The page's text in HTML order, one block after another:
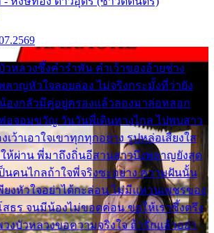
หลวงซึ้งคำรำพัน คำเว้าของอ้ายช่าง
ลาญหัวใจลอยล่อง ไม่จริงกระมั้งที่ว่ายัง
องกลัวมีคู่อยู่ครองแล้วลองมาล่อหลอก
อจอมขวัญ วันวันพี่เดินทางไกล ไปพบสาว
ว้าเอาใจเขาทุกทุกอย่าง รูปหล่อเสียงใส
ห้ผ่าน พี่มาถึงถิ่นอีสานสาวบึงพลาญยังสุด
นคนไกลถ้าใจพี่จริงซะอย่าง ความฝันนั้น
ยงหัวใจอย่าได้กะล่อน ไม่มีแหวนเพชรของ
สธร จนมีน้องไม่ขอดค่อน ขอให้เราซึ้งตรึง
งบัวหลวงขอความจริงใจ ถ้ารักแล้วอย่า